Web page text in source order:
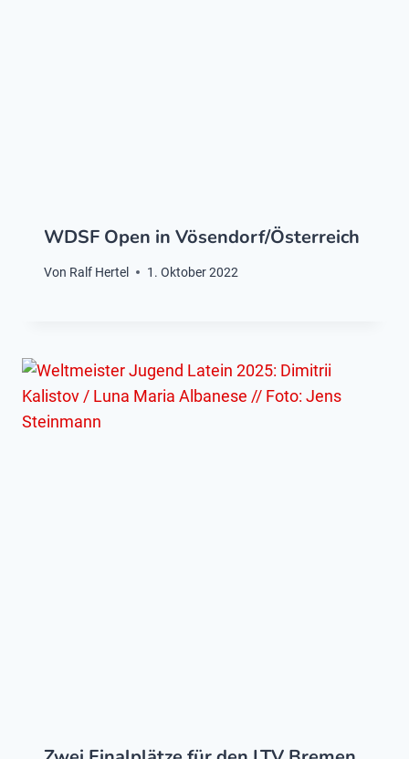
WDSF Open in Vösendorf/Österreich
Von Ralf Hertel 1. Oktober 2022